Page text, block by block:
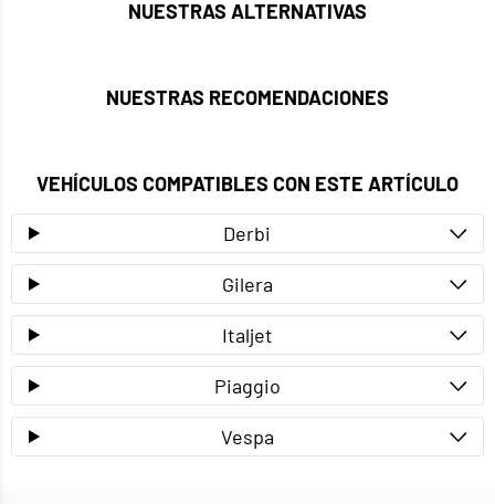
NUESTRAS ALTERNATIVAS
NUESTRAS RECOMENDACIONES
VEHÍCULOS COMPATIBLES CON ESTE ARTÍCULO
Derbi
Gilera
Italjet
Piaggio
Vespa